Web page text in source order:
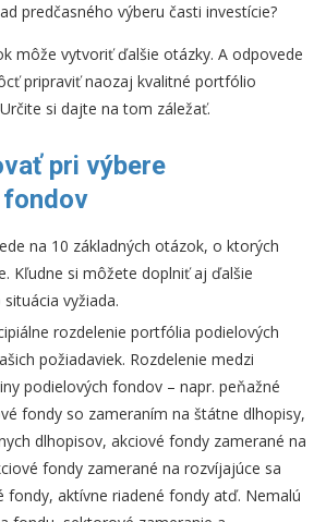
predčasného výberu časti investície?
môže vytvoriť ďalšie otázky. A odpovede
pripraviť naozaj kvalitné portfólio
si dajte na tom záležať.
pri výbere
na 10 základných otázok, o ktorých
Kľudne si môžete doplniť aj ďalšie
vyžiada.
rozdelenie portfólia podielových
požiadaviek. Rozdelenie medzi
podielových fondov – napr. peňažné
fondy so zameraním na štátne dlhopisy,
dlhopisov, akciové fondy zamerané na
fondy zamerané na rozvíjajúce sa
fondy, aktívne riadené fondy atď. Nemalú